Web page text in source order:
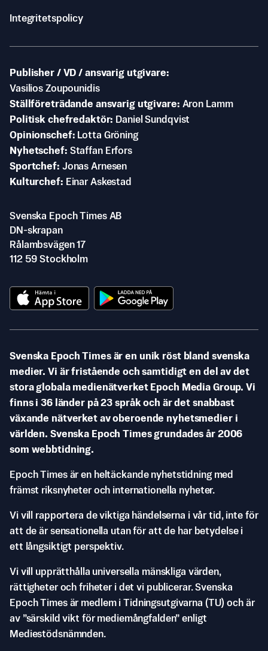
Integritetspolicy
Publisher / VD / ansvarig utgivare
Vasilios Zoupounidis
Ställföreträdande ansvarig utgivare Aron Lamm
Politisk chefredaktör
Daniel Sundqvist
Opinionschef
Lotta Gröning
Nyhetschef Staffan Erfors
Sportchef Jonas Arnesen
Kulturchef
Einar Askestad
Svenska Epoch Times AB
DN-skrapan
Rålambsvägen 17
112 59 Stockholm
Svenska Epoch Times är en unik röst bland svenska
medier. Vi är fristående och samtidigt en del av det
stora globala medienätverket Epoch Media Group. Vi
finns i 36 länder på 23 språk och är det snabbast
växande nätverket av oberoende nyhetsmedier i
världen. Svenska Epoch Times grundades år 2006
som webbtidning.
Epoch Times är en heltäckande nyhetstidning med
främst riksnyheter och internationella nyheter.
Vi vill rapportera de viktiga händelserna i vår tid, inte för
att de är sensationella utan för att de har betydelse i
ett långsiktigt perspektiv.
Vi vill upprätthålla universella mänskliga värden,
rättigheter och friheter i det vi publicerar. Svenska
Epoch Times är medlem i Tidningsutgivarna (TU) och är
av ”särskild vikt för mediemångfalden” enligt
Mediestödsnämnden.